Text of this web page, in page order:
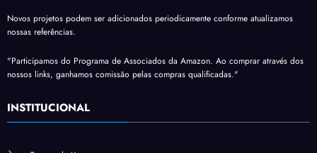
Novos projetos podem ser adicionados periodicamente conforme atualizamos
nossas referências.
"Participamos do Programa de Associados da Amazon. Ao comprar através dos
nossos links, ganhamos comissão pelas compras qualificadas."
INSTITUCIONAL